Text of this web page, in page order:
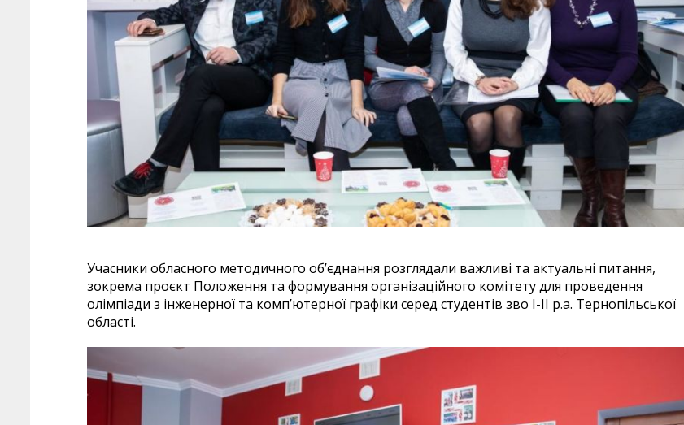
Учасники обласного методичного об’єднання розглядали важливі та актуальні питання,
зокрема проєкт Положення та формування організаційного комітету для проведення
олімпіади з інженерної та комп’ютерної графіки серед студентів зво І-ІІ р.а. Тернопільської
області.